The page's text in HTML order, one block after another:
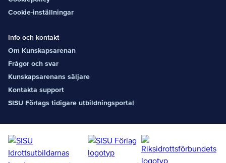
Cookie-inställningar
Info och kontakt
Om Kunskapsarenan
Frågor och svar
Kunskapsarenans säljare
Kontakta support
SISU Förlags tidigare utbildningsportal